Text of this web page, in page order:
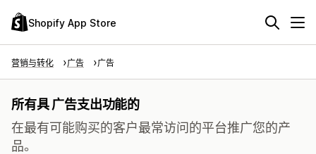
Shopify App Store
营销与转化 广告 广告
所有具 广告支出功能的
在最有可能购买的客户最常访问的平台推广您的产
品。